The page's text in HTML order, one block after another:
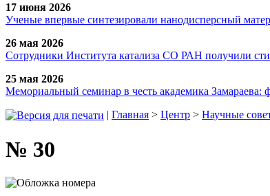
17 июня 2026
Ученые впервые синтезировали нанодисперсный
26 мая 2026
Сотрудники Института катализа СО РАН получили
25 мая 2026
Мемориальный семинар в честь академика Замараева:
| Главная > Центр > Научные
№ 30